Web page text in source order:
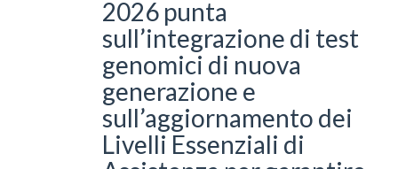
2026 punta
sull’integrazione di test
genomici di nuova
generazione e
sull’aggiornamento dei
Livelli Essenziali di